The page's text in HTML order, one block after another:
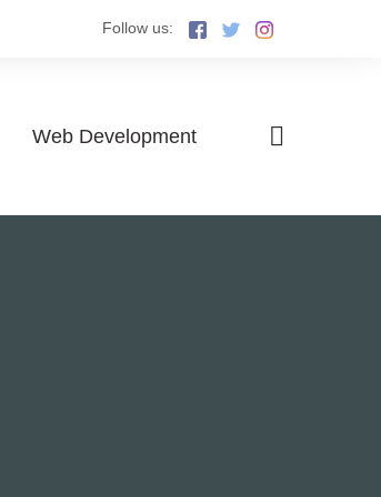
Follow us:
Web Development